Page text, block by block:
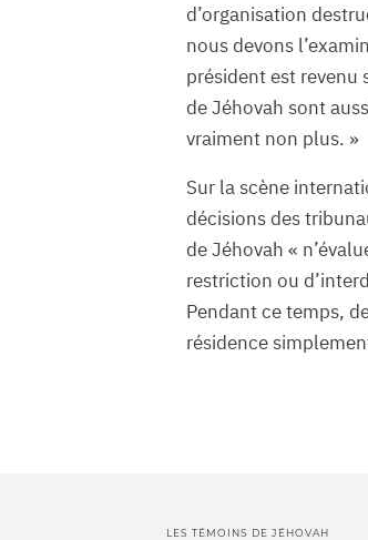
d’organisation
nous devons
président est revenu
de Jéhovah sont
vraiment non plus. »
Sur la scène
décisions des
de Jéhovah «
restriction ou
Pendant ce temps,
résidence
LES TÉMOINS DE JÉHOVAH